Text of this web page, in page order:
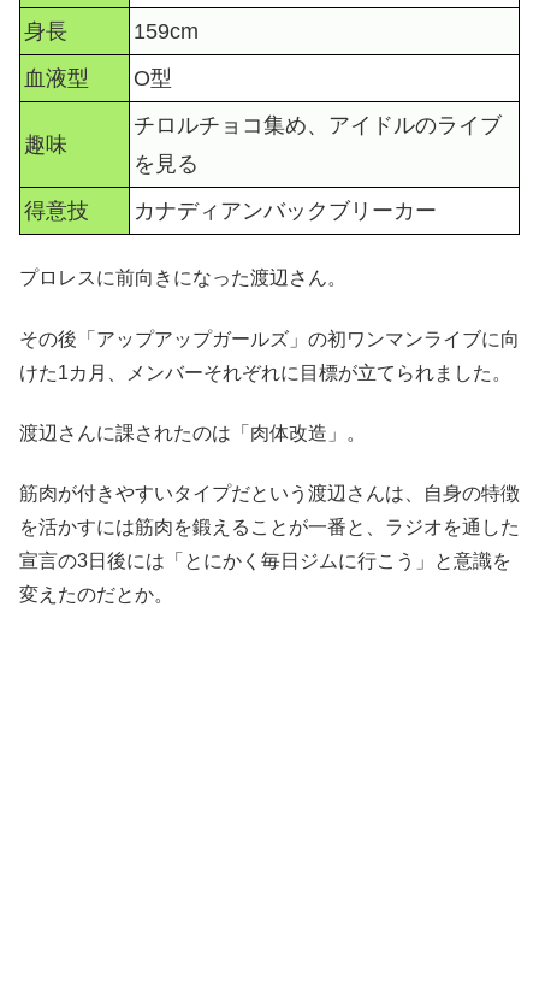
身長
159cm
血液型
O型
趣味
チロルチョコ集め、アイドルのライブ
を見る
得意技
カナディアンバックブリーカー
プロレスに前向きになった渡辺さん。
その後「アップアップガールズ」の初ワンマンライブに向
けた1カ月、メンバーそれぞれに目標が立てられました。
渡辺さんに課されたのは「肉体改造」。
筋肉が付きやすいタイプだという渡辺さんは、自身の特徴
を活かすには筋肉を鍛えることが一番と、ラジオを通した
宣言の3日後には「とにかく毎日ジムに行こう」と意識を
変えたのだとか。